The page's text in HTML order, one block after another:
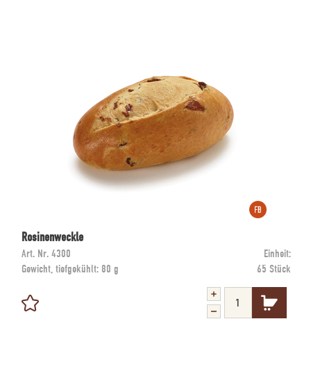
Rosinenweckle
Art. Nr. 4300
Einheit:
Gewicht, tiefgekühlt: 80 g 65 Stück